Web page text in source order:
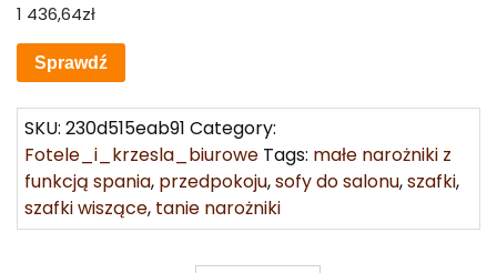
1 436,64zł
Sprawdź
SKU: 230d515eab91 Category:
Fotele_i_krzesla_biurowe Tags: małe narożniki z
funkcją spania, przedpokoju,sofy do salonu,szafki,
szafki wiszące, tanie narożniki